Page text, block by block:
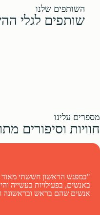
השותפים שלנו
שותפים לגלי
מספרים עלינו
חוויות וסיפורים
"במפגש הראשון חששתי מאוד
באנשים, בפעילויות בעשייה
אנשים שהם בראש ובראשונה